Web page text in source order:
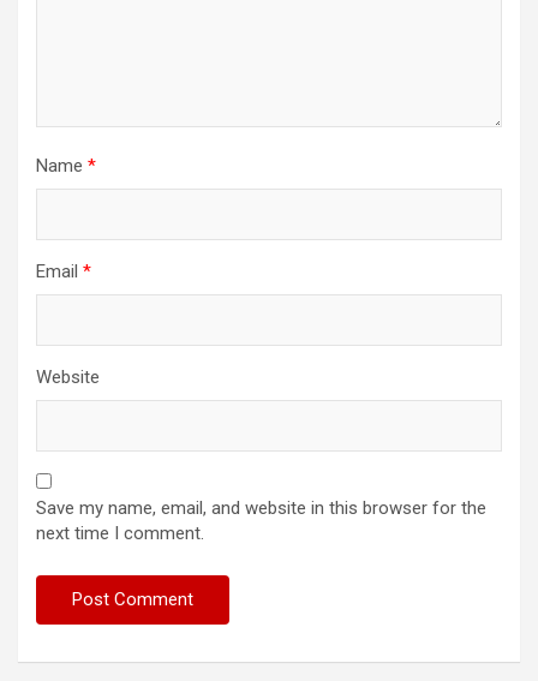
Name *
Email *
Website
Save my name, email, and website in this browser for the
next time I comment.